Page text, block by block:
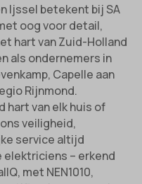
Ijssel betekent bij SA
oog voor detail,
hart van Zuid-Holland
als ondernemers in
Capelle aan
Rijnmond.
hart van elk huis of
veiligheid,
service altijd
– erkend
met NEN1010,